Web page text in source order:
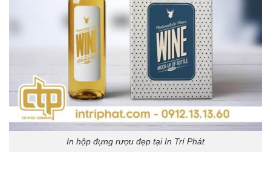
In hộp đựng rượu đẹp tại In Trí Phát